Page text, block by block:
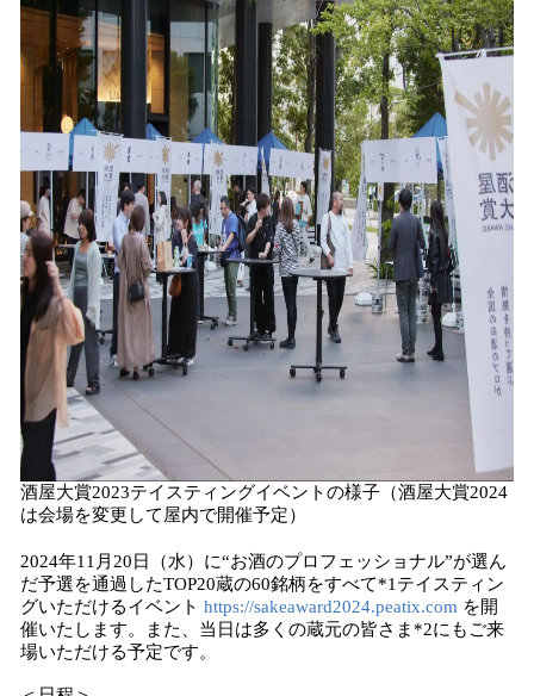
酒屋大賞2023テイスティングイベントの様子（酒屋大賞2024
は会場を変更して屋内で開催予定）
2024年11月20日（水）に“お酒のプロフェッショナル”が選ん
だ予選を通過したTOP20蔵の60銘柄をすべて*1テイスティン
グいただけるイベント https://sakeaward2024.peatix.com を開
催いたします。また、当日は多くの蔵元の皆さま*2にもご来
場いただける予定です。